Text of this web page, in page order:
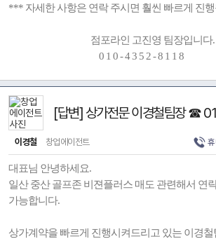
*** 자세한 사항은 연락 주시면 훨씬 빠르게 진
점포라인 고진영 팀장입니다.
0 1 0 - 4 3 5 2 - 8 1 1 8
[답변] 상가전문 이경철팀장 ☎
이경철 창업에이전트
대표님 안녕하세요.
일산 중산 골프존 비젼플러스 매도 관련해서 연
가능합니다.
상가계약을 빠르게 진행시켜드리고 있는 이경철